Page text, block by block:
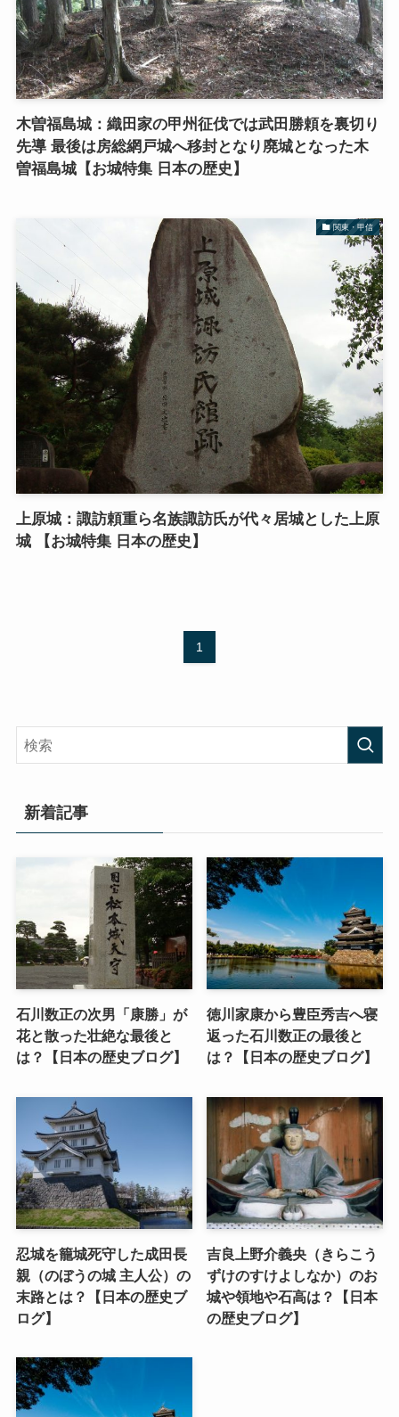
木曽福島城：織田家の甲州征伐では武田勝頼を裏切り
先導 最後は房総網戸城へ移封となり廃城となった木
曽福島城【お城特集 日本の歴史】
関東・甲信
上原城：諏訪頼重ら名族諏訪氏が代々居城とした上原
城 【お城特集 日本の歴史】
1
新着記事
石川数正の次男「康勝」が
花と散った壮絶な最後と
は？【日本の歴史ブログ】
徳川家康から豊臣秀吉へ寝
返った石川数正の最後と
は？【日本の歴史ブログ】
忍城を籠城死守した成田長
親（のぼうの城 主人公）の
末路とは？【日本の歴史ブ
ログ】
吉良上野介義央（きらこう
ずけのすけよしなか）のお
城や領地や石高は？【日本
の歴史ブログ】